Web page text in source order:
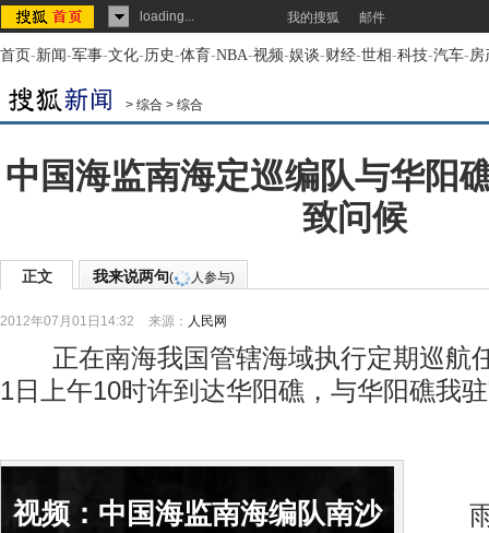
loading... 我的搜狐 邮件
首页-新闻-军事-文化-历史-体育-NBA-视频-娱谈-财经-世相-科技-汽车-房
> 综合 > 综合
中国海监南海定巡编队与华阳
致问候
正文 我来说两句( 人参与)
2012年07月01日14:32 来源： 人民网
正在南海我国管辖海域执行定期巡航
1日上午10时许到达华阳礁，与华阳礁我
视频：中国海监南海编队南沙
雨